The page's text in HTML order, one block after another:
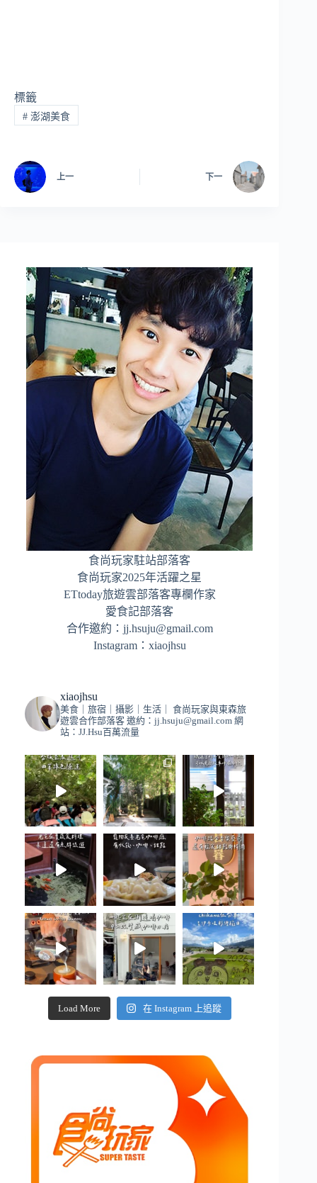
標籤
#澎湖美食
上一 下一
食尚玩家駐站部落客
食尚玩家2025年活躍之星
ETtoday旅遊雲部落客專欄作家
愛食記部落客
合作邀約： jj.hsuju@gmail.com
Instagram： xiaojhsu
xiaojhsu
美食｜旅宿｜攝影｜生活｜
食尚玩家與東森旅
遊雲合作部落客 邀約： jj.hsuju@gmail.com 網
站：JJ.Hsu百萬流量
Load More 在 Instagram 上追蹤